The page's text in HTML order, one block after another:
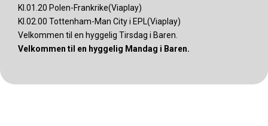
Kl.01.20 Polen-Frankrike(Viaplay)
Kl.02.00 Tottenham-Man City i EPL(Viaplay)
Velkommen til en hyggelig Tirsdag i Baren.
Velkommen til en hyggelig Mandag i Baren.